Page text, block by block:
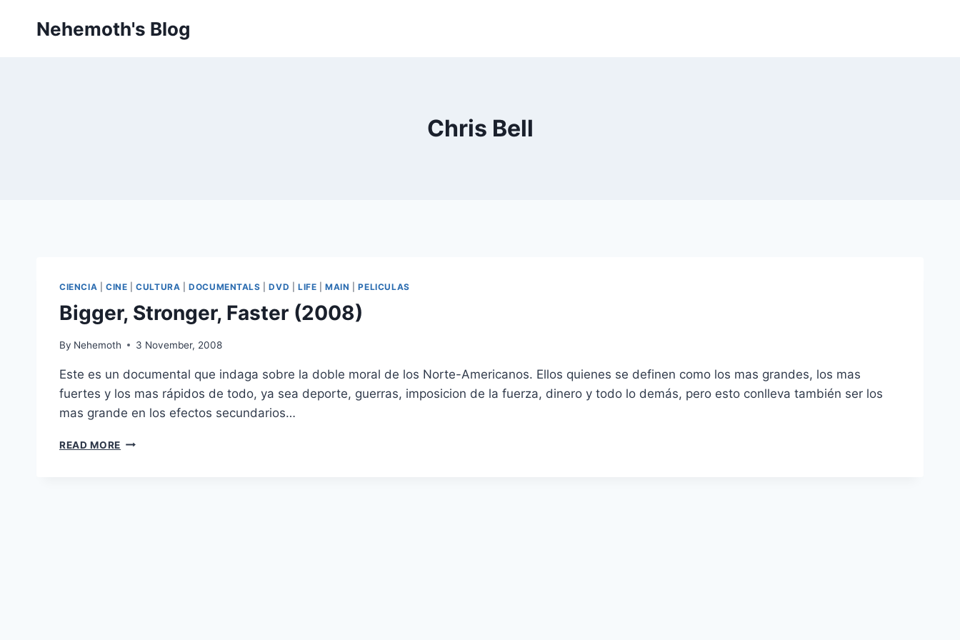
Nehemoth's Blog
Chris Bell
CIENCIA CINE |CULTURA |DOCUMENTALS |DVD |LIFE |MAIN |PELICULAS
Bigger, Stronger, Faster (2008)
By Nehemoth 3 November, 2008
Este es un documental que indaga sobre la doble moral de los Norte-Americanos. Ellos quienes se definen como los mas grandes, los mas
fuertes y los mas rápidos de todo, ya sea deporte, guerras, imposicion de la fuerza, dinero y todo lo demás, pero esto conlleva también ser los
mas grande en los efectos secundarios…
READ MORE BIGGER,